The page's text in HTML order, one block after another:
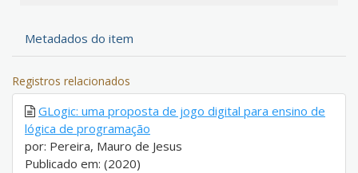
Metadados do item
Registros relacionados
GLogic: uma proposta de jogo digital para ensino de
lógica de programação
por: Pereira, Mauro de Jesus
Publicado em: (2020)